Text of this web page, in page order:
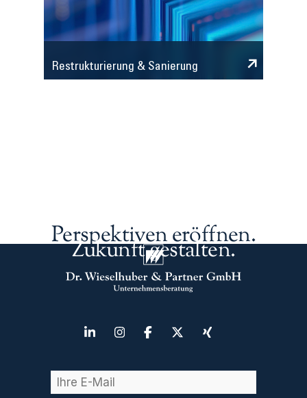
Restrukturierung & Sanierung
Perspektiven eröffnen.
Zukunft gestalten.